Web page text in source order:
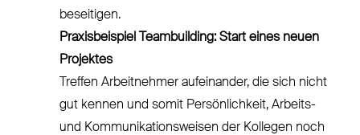
beseitigen.
Praxisbeispiel Teambuilding: Start eines neuen
Projektes
Treffen Arbeitnehmer aufeinander, die sich nicht
gut kennen und somit Persönlichkeit, Arbeits-
und Kommunikationsweisen der Kollegen noch